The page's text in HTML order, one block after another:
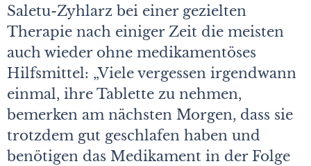
Saletu-Zyhlarz bei einer gezielten
Therapie nach einiger Zeit die meisten
auch wieder ohne medikamentöses
Hilfsmittel: „Viele vergessen irgendwann
einmal, ihre Tablette zu nehmen,
bemerken am nächsten Morgen, dass sie
trotzdem gut geschlafen haben und
benötigen das Medikament in der Folge